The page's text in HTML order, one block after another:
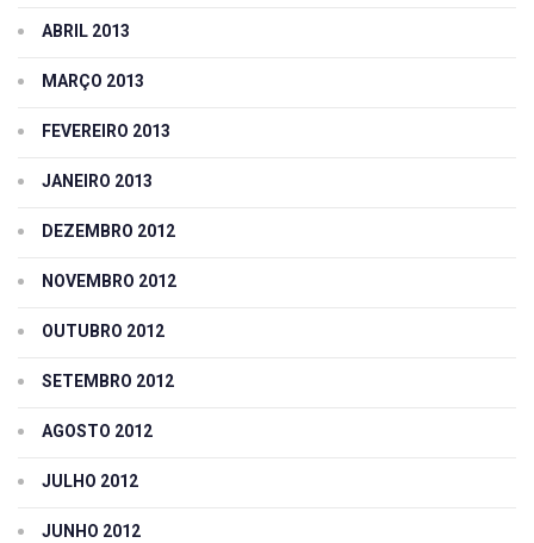
ABRIL 2013
MARÇO 2013
FEVEREIRO 2013
JANEIRO 2013
DEZEMBRO 2012
NOVEMBRO 2012
OUTUBRO 2012
SETEMBRO 2012
AGOSTO 2012
JULHO 2012
JUNHO 2012